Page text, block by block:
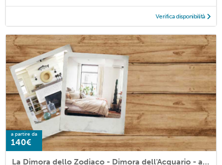
Verifica disponibilità
a partire da
140€
La Dimora dello Zodiaco - Dimora dell'Acquario - apartment 4/5 places